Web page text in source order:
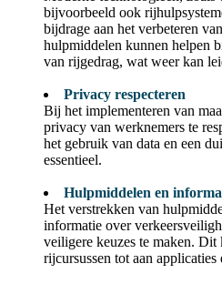
bijvoorbeeld ook
bijdrage aan het verbeteren
hulpmiddelen kunnen helpen
van rijgedrag, wat weer kan
Privacy respecteren
Bij het implementeren van
privacy van werknemers te
het gebruik van data en een
essentieel.
Hulpmiddelen en
Het verstrekken van
informatie over
veiligere keuzes te maken. Dit
rijcursussen tot aan